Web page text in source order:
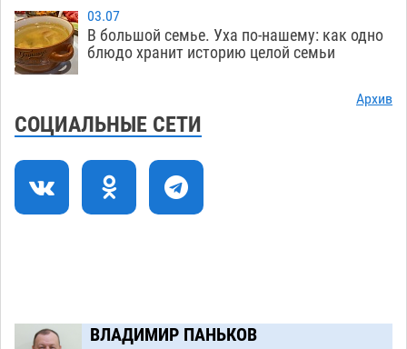
18:00
Завтра астраханцы проведут день в режиме
экстремальной температурной нагрузки
Астраханский котлован с мусором угрожает
плодородию Харабалинского района
16:24
Игорь Редькин проинспектировал
коммунальную готовность астраханского
астраханской логистической компании в 400
тысяч рублей
03.07
В большой семье. Уха по-нашему: как одно
блюдо хранит историю целой семьи
Архив
СОЦИАЛЬНЫЕ СЕТИ
ВЛАДИМИР ПАНЬКОВ